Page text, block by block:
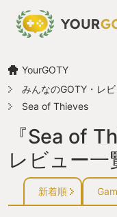
YourGOTY
みんなのGOTY・レ
Sea of Thieves
『Sea of
レビュー一
新着順